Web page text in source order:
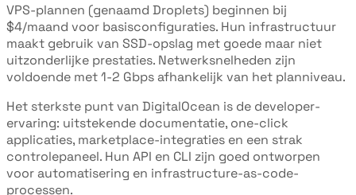
VPS-plannen (genaamd Droplets) beginnen bij
$4/maand voor basisconfiguraties. Hun infrastructuur
maakt gebruik van SSD-opslag met goede maar niet
uitzonderlijke prestaties. Netwerksnelheden zijn
voldoende met 1-2 Gbps afhankelijk van het planniveau.
Het sterkste punt van DigitalOcean is de developer-
ervaring: uitstekende documentatie, one-click
applicaties, marketplace-integraties en een strak
controlepaneel. Hun API en CLI zijn goed ontworpen
voor automatisering en infrastructure-as-code-
processen.